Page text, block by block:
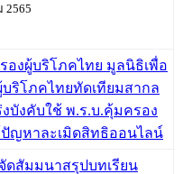
2565
องผู้บริโภคไทย มูลนิธิเพื่อ
ริโภคไทยทัดเทียมสากล
บังคับใช้ พ.ร.บ.คุ้มครอง
ญหาละเมิดสิทธิออนไลน์
ดสัมมนาสรุปบทเรียน